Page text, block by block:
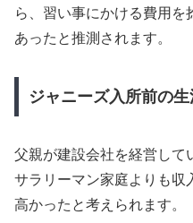
ら、習い事にかける費用
あったと推測されます。
ジャニーズ入所前の
父親が建設会社を経営して
サラリーマン家庭よりも収
高かったと考えられます。